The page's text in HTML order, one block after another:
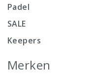
Padel
SALE
Keepers
Merken